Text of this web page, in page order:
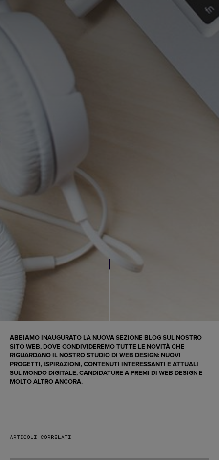
ABBIAMO INAUGURATO LA NUOVA SEZIONE BLOG SUL NOSTRO
SITO WEB, DOVE CONDIVIDEREMO TUTTE LE NOVITÀ CHE
RIGUARDANO IL NOSTROSTUDIO DI WEB DESIGN: NUOVI
PROGETTI, ISPIRAZIONI, CONTENUTI INTERESSANTI E ATTUALI
SUL MONDO DIGITALE, CANDIDATURE A PREMI DI WEB DESIGN E
MOLTO ALTRO ANCORA.
ARTICOLI CORRELATI